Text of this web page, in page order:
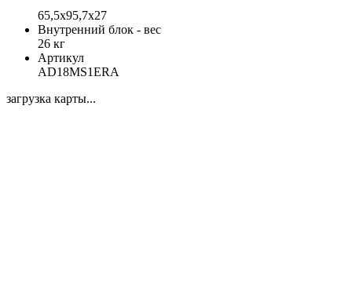
65,5х95,7х27
Внутренний блок - вес
26 кг
Артикул
AD18MS1ERA
загрузка карты...